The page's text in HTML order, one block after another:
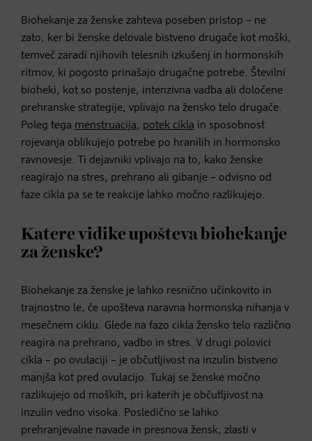
Biohekanje za ženske zahteva poseben pristop – ne
zato, ker bi ženske delovale bistveno drugače kot moški,
temveč zaradi njihovih telesnih izkušenj in hormonskih
ritmov, ki pogosto prinašajo drugačne potrebe. Številni
bioheki, kot so postenje, intenzivna vadba ali določene
prehranske strategije, vplivajo na žensko telo drugače.
Poleg tega menstruacija, potek cikla in sposobnost
rojevanja oblikujejo potrebe po hranilih in hormonsko
ravnovesje. Ti dejavniki vplivajo na to, kako ženske
reagirajo na stres, prehrano ali gibanje – odvisno od
faze cikla pa se te reakcije lahko močno razlikujejo.
Katere vidike upošteva biohekanje
za ženske?
Biohekanje za ženske je lahko resnično učinkovito in
trajnostno le, če upošteva naravna hormonska nihanja v
mesečnem ciklu. Glede na fazo cikla žensko telo različno
reagira na prehrano, vadbo in stres. V drugi polovici
cikla – po ovulaciji – je občutljivost na inzulin bistveno
manjša kot pred ovulacijo. Tukaj se ženske močno
razlikujejo od moških, pri katerih je občutljivost na
inzulin vedno visoka. Posledično se lahko
prehranjevalne navade in presnova žensk, zlasti v